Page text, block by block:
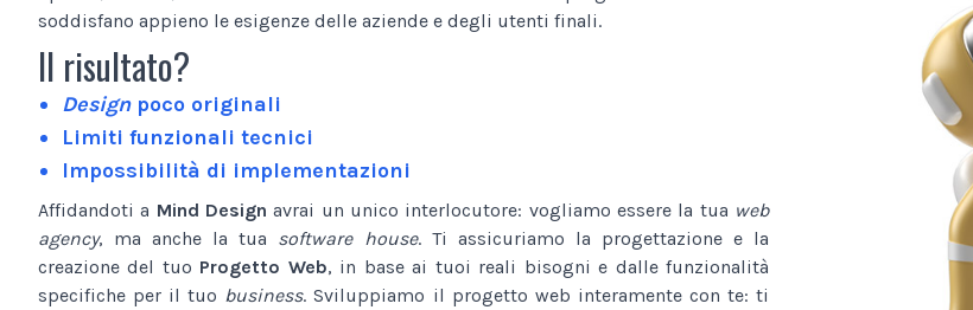
soddisfano appieno le esigenze delle aziende e degli utenti finali.
Il risultato?
Designpoco originali
Limiti funzionali tecnici
Impossibilità di implementazioni
Affidandoti a Mind Design avrai un unico interlocutore: vogliamo essere la tua web
agency, ma anche la tua software house. Ti assicuriamo la progettazione e la
creazione del tuo Progetto Web, in base ai tuoi reali bisogni e dalle funzionalità
specifiche per il tuo business. Sviluppiamo il progetto web interamente con te: ti